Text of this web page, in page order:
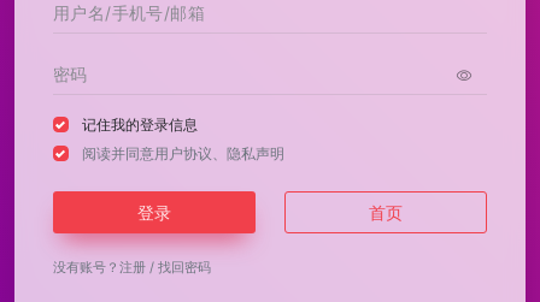
记住我的登录信息
阅读并同意用户协议、 隐私声明
登录 首页
没有账号？ 注册 / 找回密码